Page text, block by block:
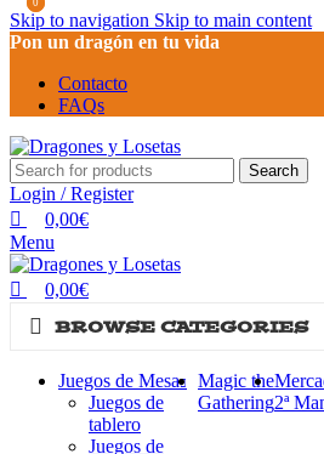
Skip to navigation Skip to main content
Pon un dragón en tu vida
Contacto
FAQs
Search
Login / Register
0
0,00€
Menu
0
0,00€
BROWSE CATEGORIES
Juegos de Mesa
Juegos de
tablero
Juegos de
Magic the
Gathering2ª